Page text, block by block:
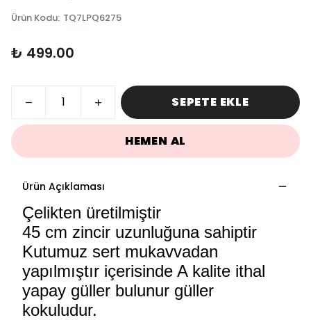
Ürün Kodu: TQ7LPQ6275
₺ 499.00
SEPETE EKLE
HEMEN AL
Ürün Açıklaması
Çelikten üretilmiştir
45 cm zincir uzunluğuna sahiptir
Kutumuz sert mukavvadan
yapılmıştır içerisinde A kalite ithal
yapay güller bulunur güller
kokuludur.